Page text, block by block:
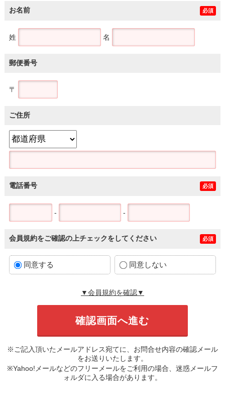
お名前 必須
姓 名
郵便番号
〒
ご住所
電話番号 必須
- -
会員規約をご確認の上チェックをしてください 必須
同意する 同意しない
▼会員規約を確認▼
※ご記入頂いたメールアドレス宛てに、お問合せ内容の確認メール
をお送りいたします。
※Yahoo!メールなどのフリーメールをご利用の場合、迷惑メールフ
ォルダに入る場合があります。